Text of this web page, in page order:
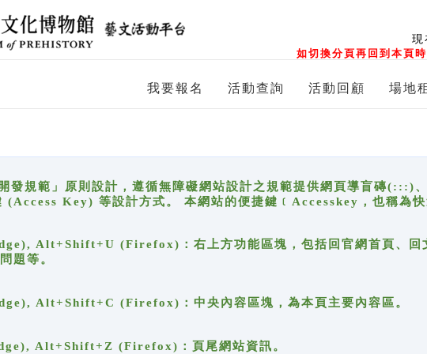
現
如切換分頁再回到本頁
我要報名 活動查詢 活動回顧 場地
發規範」原則設計，遵循無障礙網站設計之規範提供網頁導盲磚(:::)
Key) 等設計方式。 本網站的便捷鍵﹝Accesskey，也稱為快
Alt+Shift+U (Firefox)：右上方功能區塊，包括回官網首頁、回
題等。
Alt+Shift+C (Firefox)：中央內容區塊，為本頁主要內容區。
Alt+Shift+Z (Firefox)：頁尾網站資訊。